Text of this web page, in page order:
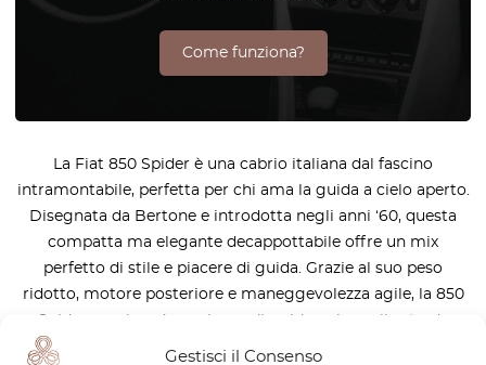
Gestisci il Consenso
Come funziona?
La Fiat 850 Spider è una cabrio italiana dal fascino
intramontabile, perfetta per chi ama la guida a cielo aperto.
Disegnata da Bertone e introdotta negli anni ‘60, questa
compatta ma elegante decappottabile offre un mix
perfetto di stile e piacere di guida. Grazie al suo peso
ridotto, motore posteriore e maneggevolezza agile, la 850
Spider regala un’esperienza di guida unica sulle strade
tortuose. Da OctoClassic, comprendiamo l’importanza di